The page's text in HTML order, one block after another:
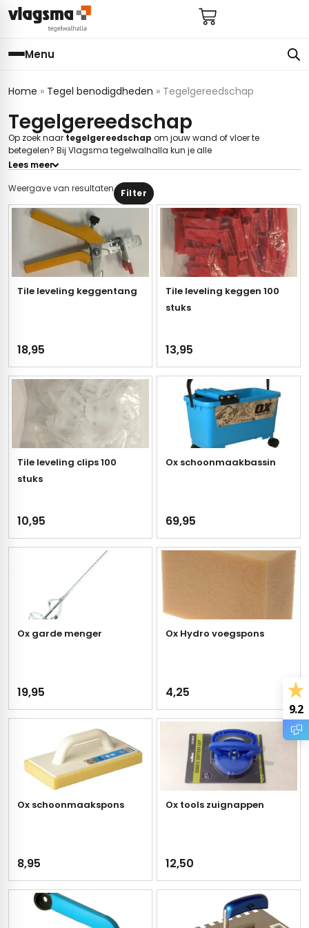
Menu
Home » Tegel benodigdheden » Tegelgereedschap
Tegelgereedschap
Op zoek naar tegelgereedschap om jouw wand of vloer te
betegelen? Bij Vlagsma tegelwalhalla kun je alle
tegelgereedschappen voor tegels online bestellen. Maar je kunt
onze gehele collectiewandtegelsen
Lees meer
Filter
Tile leveling keggentang
18,95
Tile leveling keggen 100
stuks
13,95
Tile leveling clips 100
stuks
10,95
Ox schoonmaakbassin
69,95
Ox garde menger
19,95
Ox Hydro voegspons
4,25
Ox schoonmaakspons
8,95
Ox tools zuignappen
12,50
9.2
badkamer
hal
keuken
woonkamer
(kloostertegels)
marmerlook
tegels
tegels
vloertegels
badkamer
bijkeuken
keuken
toilet
betonlook
wandtegels
wandtegels
(tot €25)